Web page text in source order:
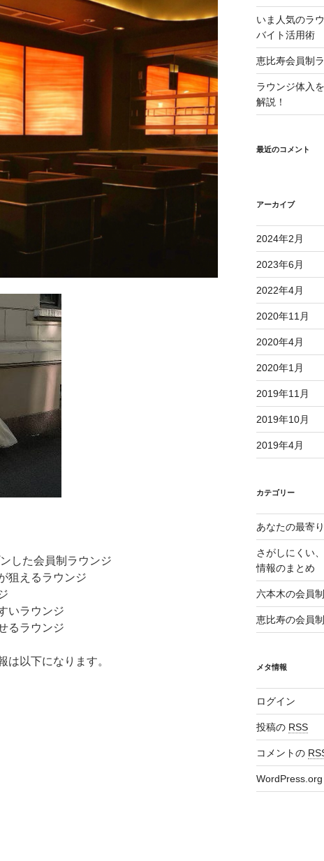
した会員制ラウンジ
狙えるラウンジ
いラウンジ
るラウンジ
は以下になります。
いま人気のラ
バイト活用術
恵比寿会員制
ラウンジ体入
解説！
最近のコメント
アーカイブ
2024年2月
2023年6月
2022年4月
2020年11月
2020年4月
2020年1月
2019年11月
2019年10月
2019年4月
カテゴリー
あなたの最寄
さがしにくい
情報のまとめ
六本木の会員
恵比寿の会員
メタ情報
ログイン
投稿の RSS
コメントの
WordPress.org